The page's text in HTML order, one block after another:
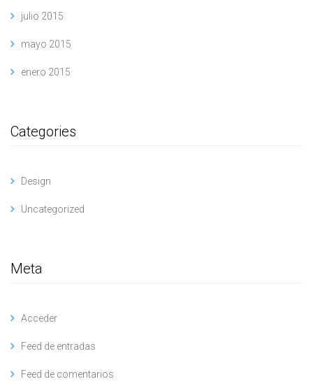
julio 2015
mayo 2015
enero 2015
Categories
Design
Uncategorized
Meta
Acceder
Feed de entradas
Feed de comentarios